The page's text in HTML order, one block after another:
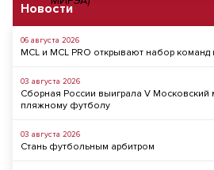
Новости
06 августа 2026
MCL и MCL PRO открывают набор
03 августа 2026
Сборная России выиграла V
пляжному футболу
03 августа 2026
Стань футбольным арбитром